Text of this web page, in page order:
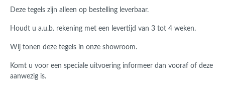
Deze tegels zijn alleen op bestelling leverbaar.
Houdt u a.u.b. rekening met een levertijd van 3 tot 4 weken.
Wij tonen deze tegels in onze showroom.
Komt u voor een speciale uitvoering informeer dan vooraf of deze
aanwezig is.